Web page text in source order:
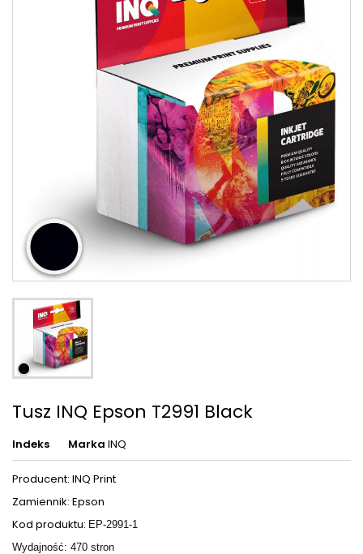
Tusz INQ Epson T2991 Black
Indeks Marka INQ
Producent: INQ Print
Zamiennik: Epson
Kod produktu: EP-2991-1
Wydajność: 470 stron